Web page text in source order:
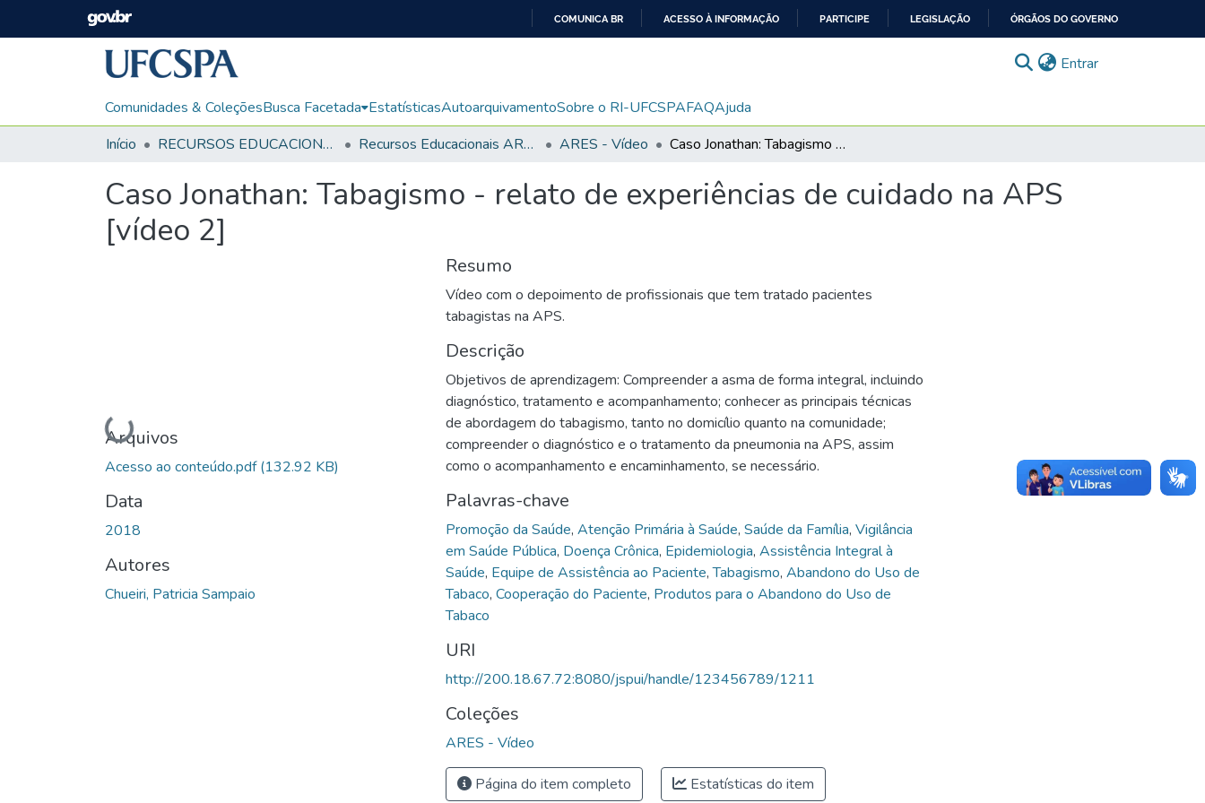
CONTEÚDO
COMUNICA BR ACESSO À INFORMAÇÃO PARTICIPE LEGISLAÇÃO ÓRGÃOS DO GOVERNO
Entrar(current)
Comunidades & ColeçõesBusca Facetada EstatísticasAutoarquivamentoSobre o RI-UFCSPAFAQAjuda
Início
RECURSOS EDUCACIONAIS Recursos Educacionais ARES/UNA-SUS ARES - Vídeo Caso Jonathan: Tabagismo - relato de experiências de cuidado na APS [vídeo 2]
Caso Jonathan: Tabagismo - relato de experiências de cuidado na APS
[vídeo 2]
Carregando...
Arquivos
Acesso ao conteúdo.pdf(132.92 KB)
Data
2018
Autores
Chueiri, Patricia Sampaio
Resumo
Vídeo com o depoimento de profissionais que tem tratado pacientes
tabagistas na APS.
Descrição
Objetivos de aprendizagem: Compreender a asma de forma integral, incluindo
diagnóstico, tratamento e acompanhamento; conhecer as principais técnicas
de abordagem do tabagismo, tanto no domicílio quanto na comunidade;
compreender o diagnóstico e o tratamento da pneumonia na APS, assim
como o acompanhamento e encaminhamento, se necessário.
Palavras-chave
Promoção da Saúde, Atenção Primária à Saúde, Saúde da Família, Vigilância
em Saúde Pública, Doença Crônica, Epidemiologia, Assistência Integral à
Saúde, Equipe de Assistência ao Paciente,Tabagismo, Abandono do Uso de
Tabaco, Cooperação do Paciente, Produtos para o Abandono do Uso de
Tabaco
URI
http://200.18.67.72:8080/jspui/handle/123456789/1211
Coleções
ARES - Vídeo
Página do item completo Estatísticas do item